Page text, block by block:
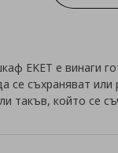
EKET е винаги
се съхраняват
такъв, който се